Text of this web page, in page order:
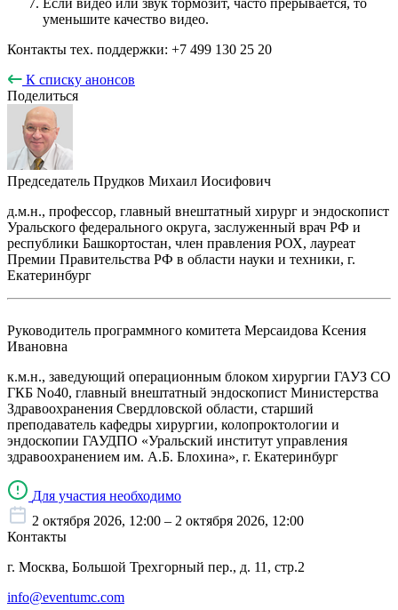
Если видео или звук тормозит, часто прерывается, то
уменьшите качество видео.
Контакты тех. поддержки: +7 499 130 25 20
К списку анонсов
Поделиться
Председатель Прудков Михаил Иосифович
д.м.н., профессор, главный внештатный хирург и эндоскопист
Уральского федерального округа, заслуженный врач РФ и
республики Башкортостан, член правления РОХ, лауреат
Премии Правительства РФ в области науки и техники, г.
Екатеринбург
Руководитель программного комитета Мерсаидова Ксения
Ивановна
к.м.н., заведующий операционным блоком хирургии ГАУЗ СО
ГКБ No40, главный внештатный эндоскопист Министерства
Здравоохранения Свердловской области, старший
преподаватель кафедры хирургии, колопроктологии и
эндоскопии ГАУДПО «Уральский институт управления
здравоохранением им. А.Б. Блохина», г. Екатеринбург
Для участия необходимо
2 октября 2026, 12:00 – 2 октября 2026, 12:00
Контакты
г. Москва, Большой Трехгорный пер., д. 11, стр.2
info@eventumc.com